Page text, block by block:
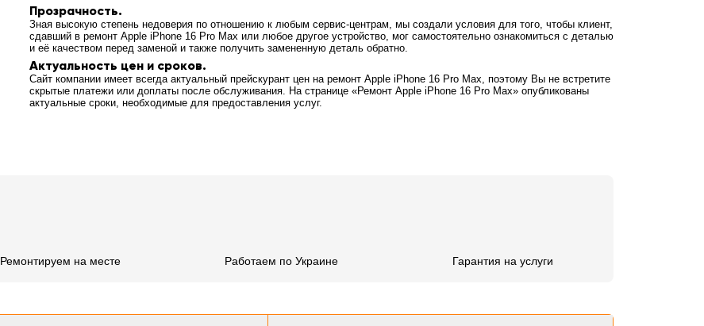
Прозрачность.
Зная высокую степень недоверия по отношению к любым сервис-центрам, мы создали условия для того, чтобы клиент,
сдавший в ремонт Apple iPhone 16 Pro Max или любое другое устройство, мог самостоятельно ознакомиться с деталью
и её качеством перед заменой и также получить замененную деталь обратно.
Актуальность цен и сроков.
Сайт компании имеет всегда актуальный прейскурант цен на ремонт Apple iPhone 16 Pro Max, поэтому Вы не встретите
скрытые платежи или доплаты после обслуживания. На странице «Ремонт Apple iPhone 16 Pro Max» опубликованы
актуальные сроки, необходимые для предоставления услуг.
Ремонтируем на месте Работаем по Украине Гарантия на услуги